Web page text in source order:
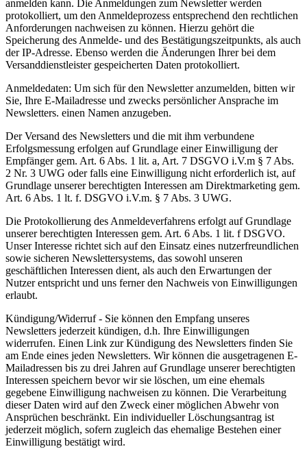
anmelden kann. Die Anmeldungen zum Newsletter werden
protokolliert, um den Anmeldeprozess entsprechend den rechtlichen
Anforderungen nachweisen zu können. Hierzu gehört die
Speicherung des Anmelde- und des Bestätigungszeitpunkts, als auch
der IP-Adresse. Ebenso werden die Änderungen Ihrer bei dem
Versanddienstleister gespeicherten Daten protokolliert.
Anmeldedaten: Um sich für den Newsletter anzumelden, bitten wir
Sie, Ihre E-Mailadresse und zwecks persönlicher Ansprache im
Newsletters. einen Namen anzugeben.
Der Versand des Newsletters und die mit ihm verbundene
Erfolgsmessung erfolgen auf Grundlage einer Einwilligung der
Empfänger gem. Art. 6 Abs. 1 lit. a, Art. 7 DSGVO i.V.m § 7 Abs.
2 Nr. 3 UWG oder falls eine Einwilligung nicht erforderlich ist, auf
Grundlage unserer berechtigten Interessen am Direktmarketing gem.
Art. 6 Abs. 1 lt. f. DSGVO i.V.m. § 7 Abs. 3 UWG.
Die Protokollierung des Anmeldeverfahrens erfolgt auf Grundlage
unserer berechtigten Interessen gem. Art. 6 Abs. 1 lit. f DSGVO.
Unser Interesse richtet sich auf den Einsatz eines nutzerfreundlichen
sowie sicheren Newslettersystems, das sowohl unseren
geschäftlichen Interessen dient, als auch den Erwartungen der
Nutzer entspricht und uns ferner den Nachweis von Einwilligungen
erlaubt.
Kündigung/Widerruf - Sie können den Empfang unseres
Newsletters jederzeit kündigen, d.h. Ihre Einwilligungen
widerrufen. Einen Link zur Kündigung des Newsletters finden Sie
am Ende eines jeden Newsletters. Wir können die ausgetragenen E-
Mailadressen bis zu drei Jahren auf Grundlage unserer berechtigten
Interessen speichern bevor wir sie löschen, um eine ehemals
gegebene Einwilligung nachweisen zu können. Die Verarbeitung
dieser Daten wird auf den Zweck einer möglichen Abwehr von
Ansprüchen beschränkt. Ein individueller Löschungsantrag ist
jederzeit möglich, sofern zugleich das ehemalige Bestehen einer
Einwilligung bestätigt wird.